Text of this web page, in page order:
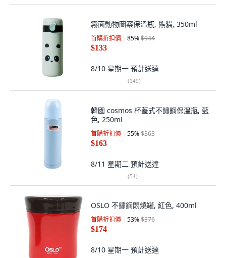
霧面動物圖案保溫瓶, 熊貓, 350ml
首購折扣價 85%$944
$133
8/10 星期一 預計送達
(149)
韓國 cosmos 杯蓋式不鏽鋼保溫瓶, 藍
色, 250ml
首購折扣價 55%$363
$163
8/11 星期二 預計送達
(54)
OSLO 不鏽鋼悶燒罐, 紅色, 400ml
首購折扣價 53%$376
$174
8/10 星期一 預計送達